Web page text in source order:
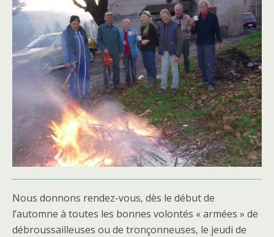
Nous donnons rendez-vous, dès le début de
l’automne à toutes les bonnes volontés « armées » de
débroussailleuses ou de tronçonneuses, le jeudi de